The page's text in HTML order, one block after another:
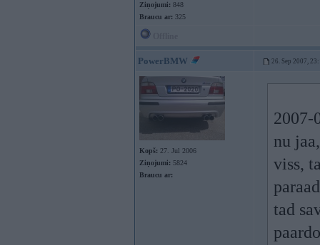
Ziņojumi: 848
Braucu ar: 325
PowerBMW 26. Sep 2007,
Kopš: 27. Jul 2006
Ziņojumi: 5824
Braucu ar:
2007-
nu
viss,
tad